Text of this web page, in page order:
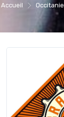
Accueil Occitanie